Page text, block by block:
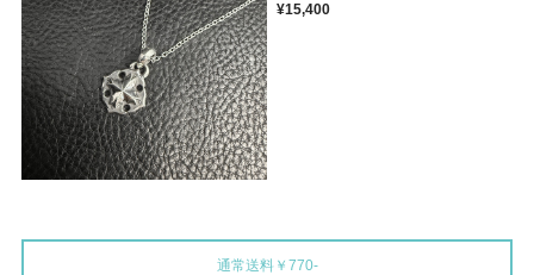
¥15,400
通常送料￥770-